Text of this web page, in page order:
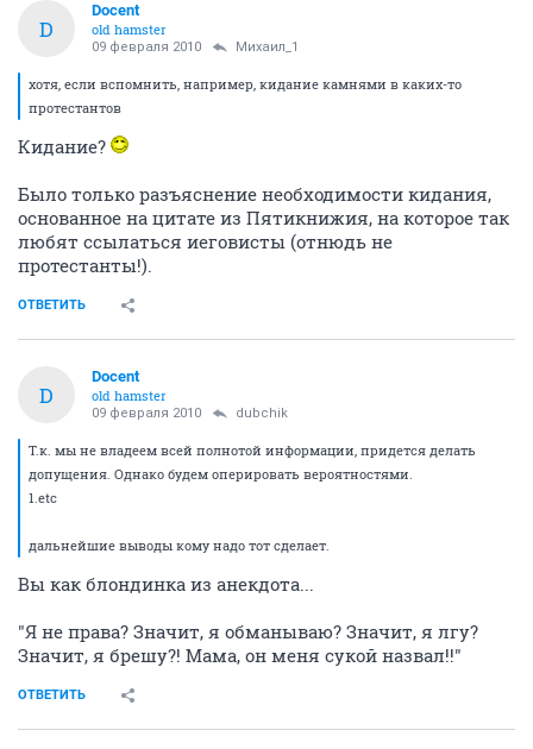
D
Docent
old hamster
09 февраля 2010 Михаил_1
хотя, если вспомнить, например, кидание камнями в каких-то
протестантов
Кидание?
Было только разъяснение необходимости кидания,
основанное на цитате из Пятикнижия, на которое так
любят ссылаться иеговисты (отнюдь не
протестанты!).
ОТВЕТИТЬ
D
Docent
old hamster
09 февраля 2010 dubchik
Т.к. мы не владеем всей полнотой информации, придется делать
допущения. Однако будем оперировать вероятностями.
1.etc
дальнейшие выводы кому надо тот сделает.
Вы как блондинка из анекдота...
"Я не права? Значит, я обманываю? Значит, я лгу?
Значит, я брешу?! Мама, он меня сукой назвал!!"
ОТВЕТИТЬ